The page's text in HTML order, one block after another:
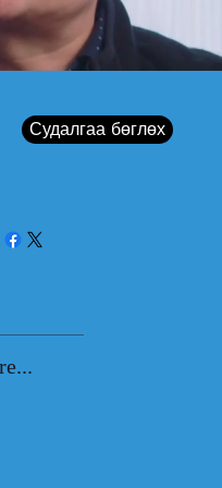
Судалгаа бөглөх